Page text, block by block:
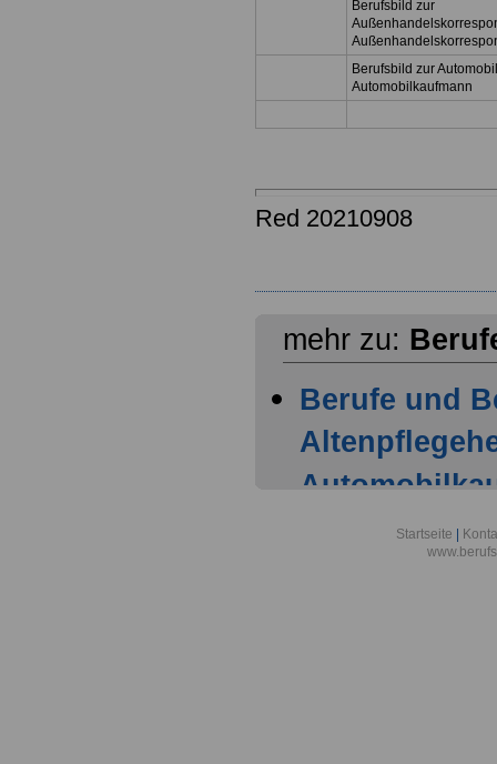
Berufsbild zur
Berufsbild zur
Automobilkaufmann
Red 20210908
mehr zu:
Berufe und
Berufsbild
Startseite